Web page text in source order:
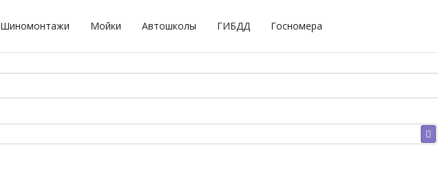
Шиномонтажи Мойки Автошколы ГИБДД Госномера